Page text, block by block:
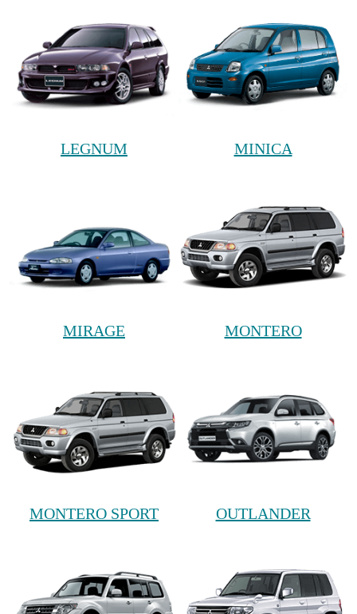
LEGNUM MINICA
MIRAGE MONTERO
MONTERO SPORT OUTLANDER